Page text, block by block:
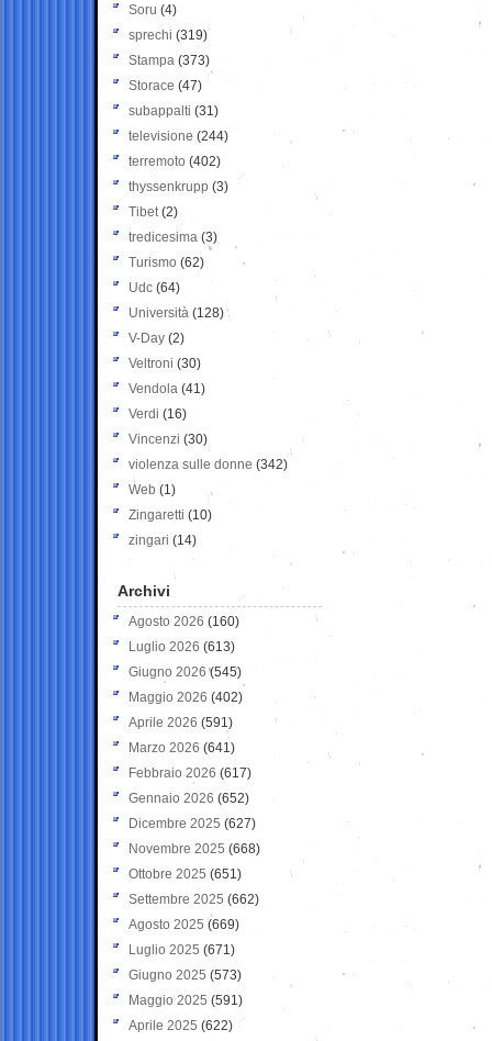
Soru (4)
sprechi (319)
Stampa (373)
Storace (47)
subappalti (31)
televisione(244)
terremoto (402)
thyssenkrupp (3)
Tibet(2)
tredicesima (3)
Turismo (62)
Udc (64)
Università (128)
V-Day (2)
Veltroni (30)
Vendola (41)
Verdi (16)
Vincenzi (30)
violenza sulle donne (342)
Web (1)
Zingaretti (10)
zingari (14)
Archivi
Agosto 2026 (160)
Luglio 2026 (613)
Giugno 2026 (545)
Maggio 2026 (402)
Aprile 2026 (591)
Marzo 2026 (641)
Febbraio 2026 (617)
Gennaio 2026 (652)
Dicembre 2025 (627)
Novembre 2025 (668)
Ottobre 2025 (651)
Settembre 2025 (662)
Agosto 2025 (669)
Luglio 2025 (671)
Giugno 2025 (573)
Maggio 2025 (591)
Aprile 2025 (622)